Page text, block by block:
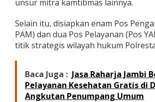
unsur mitra kamtibmas lainnya.
Selain itu, disiapkan enam Pos
PAM) dan dua Pos Pelayanan (Pos
titik strategis wilayah hukum
Baca Juga : Jasa Raharja Jambi
Pelayanan Kesehatan Gratis di
Angkutan Penumpang Umum